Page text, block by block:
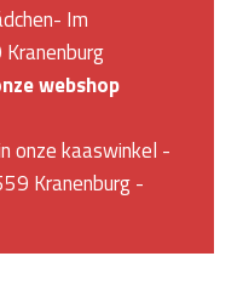
Im
webshop
onze kaaswinkel -
Kranenburg -